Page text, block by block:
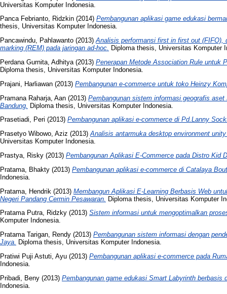
Universitas Komputer Indonesia.
Panca Febrianto, Ridzkin (2014) Pembangunan aplikasi game edukasi
thesis, Universitas Komputer Indonesia.
Pancawindu, Pahlawanto (2013)Analisis performansi first in first out (FIFO),
marking (REM) pada jaringan ad-hoc. Diploma thesis, Universitas Komputer
Perdana Gurnita, Adhitya(2013) Penerapan Metode Association Rule untuk
Diploma thesis, Universitas Komputer Indonesia.
Prajani, Harliawan (2013) Pembangunan e-commerce untuk toko Heinzy
Pramana Raharja, Aan (2013) Pembangunan sistem informasi geografis
Bandung. Diploma thesis, Universitas Komputer Indonesia.
Prasetiadi, Peri (2013) Pembangunan aplikasi e-commerce di Pd.Lanny
Prasetyo Wibowo, Aziz (2013)Analisis antarmuka desktop environment
Universitas Komputer Indonesia.
Prastya, Risky (2013) Pembangunan Aplikasi E-Commerce pada Distro Kid
Pratama, Bhakty (2013) Pembangunan aplikasi e-commerce di Catalaya
Indonesia.
Pratama, Hendrik (2013) Membangun Aplikasi E-Learning Berbasis Web
Negeri Pandang Cermin Pesawaran. Diploma thesis, Universitas Komputer
Pratama Putra, Ridzky (2013) Sistem informasi untuk mengoptimalkan
Komputer Indonesia.
Pratama Tarigan, Rendy (2013) Pembangunan sistem informasi dengan
Jaya. Diploma thesis, Universitas Komputer Indonesia.
Pratiwi Puji Astuti, Ayu (2013) Pembangunan aplikasi e-commerce pada
Indonesia.
Pribadi, Beny (2013) Pembangunan game edukasi Smart Labyrinth berbasis
Indonesia.